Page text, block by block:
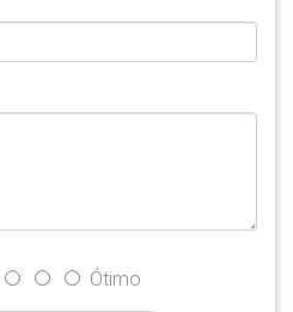
Ótimo